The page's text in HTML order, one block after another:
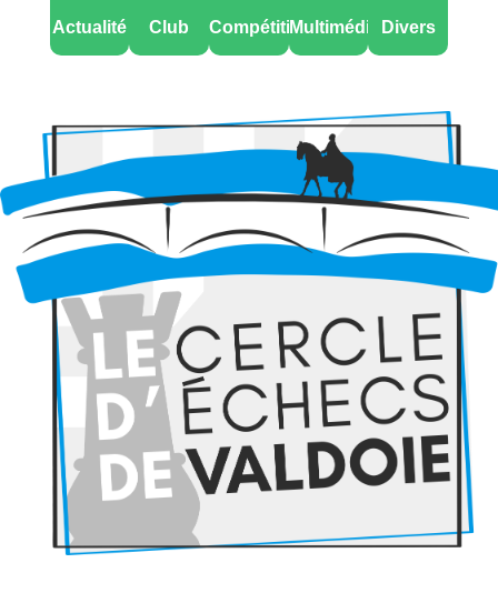
Actualité Club CompétitionsMultimédia Divers